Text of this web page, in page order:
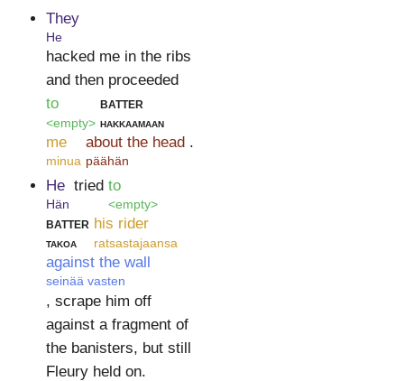
They
He
hacked me in the ribs
and then proceeded
to
<empty>
batter
hakkaamaan
me
minua
about the head
päähän
.
He
Hän
tried to
<empty>
batter
takoa
his rider
ratsastajaansa
against the wall
seinää vasten
, scrape him off
against a fragment of
the banisters, but still
Fleury held on.